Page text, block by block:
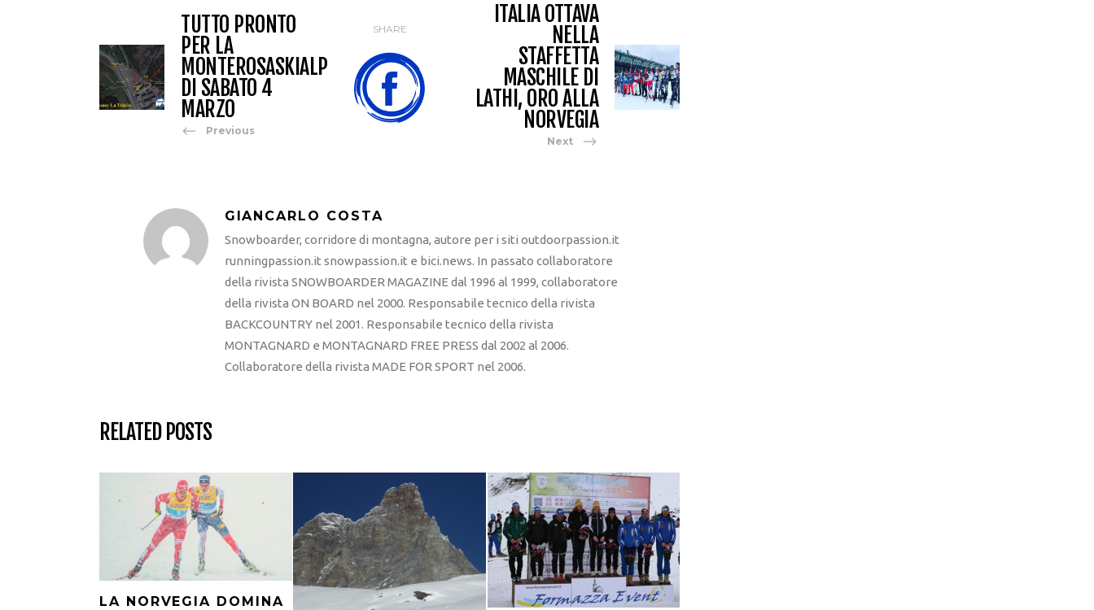
TUTTO PRONTO
PER LA
MONTEROSASKIALP
DI SABATO 4
MARZO
Previous
SHARE
ITALIA OTTAVA
NELLA
STAFFETTA
MASCHILE DI
LATHI, ORO ALLA
NORVEGIA
Next
GIANCARLO COSTA
Snowboarder, corridore di montagna, autore per i siti outdoorpassion.it
runningpassion.it snowpassion.it e bici.news. In passato collaboratore
della rivista SNOWBOARDER MAGAZINE dal 1996 al 1999, collaboratore
della rivista ON BOARD nel 2000. Responsabile tecnico della rivista
BACKCOUNTRY nel 2001. Responsabile tecnico della rivista
MONTAGNARD e MONTAGNARD FREE PRESS dal 2002 al 2006.
Collaboratore della rivista MADE FOR SPORT nel 2006.
RELATED POSTS
LA NORVEGIA DOMINA